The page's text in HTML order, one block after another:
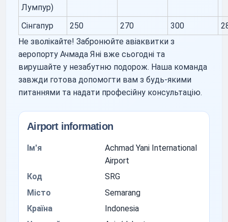
Лумпур)
Сінгапур 250 270 300
Не зволікайте! Забронюйте авіаквитки з
аеропорту Ачмада Яні вже сьогодні та
вирушайте у незабутню подорож. Наша команда
завжди готова допомогти вам з будь-якими
питаннями та надати професійну консультацію.
Airport information
Ім'я
Achmad Yani International
Airport
Код
SRG
Місто
Semarang
Країна
Indonesia